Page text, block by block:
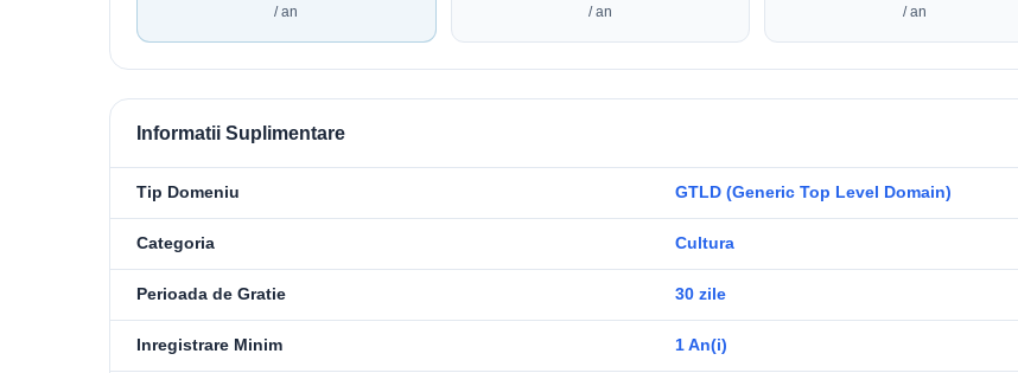
/ an / an / an
Informatii Suplimentare
Tip Domeniu GTLD (Generic Top Level Domain)
Categoria Cultura
Perioada de Gratie 30 zile
Inregistrare Minim 1 An(i)